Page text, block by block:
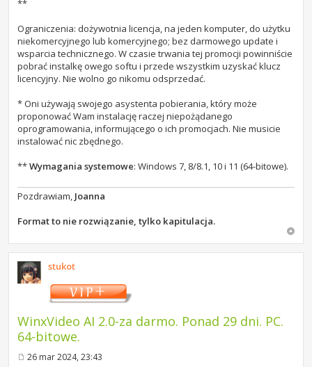
**
Ograniczenia: dożywotnia licencja, na jeden komputer, do użytku
niekomercyjnego lub komercyjnego; bez darmowego update i
wsparcia technicznego. W czasie trwania tej promocji powinniście
pobrać instalkę owego softu i przede wszystkim uzyskać klucz
licencyjny. Nie wolno go nikomu odsprzedać.
* Oni używają swojego asystenta pobierania, który może
proponować Wam instalację raczej niepożądanego
oprogramowania, informującego o ich promocjach. Nie musicie
instalować nic zbędnego.
**Wymagania systemowe: Windows 7, 8/8.1, 10 i 11 (64-bitowe).
Pozdrawiam, Joanna
Format to nie rozwiązanie, tylko kapitulacja.
stukot
WinxVideo AI 2.0-za darmo. Ponad 29 dni. PC.
64-bitowe.
26 mar 2024, 23:43